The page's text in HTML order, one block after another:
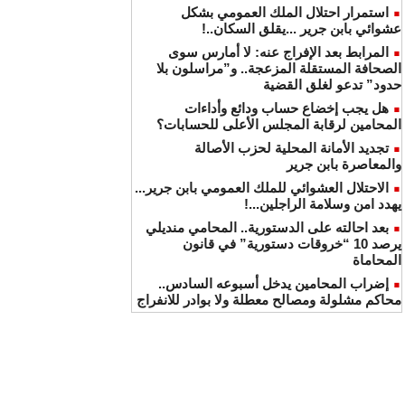
استمرار احتلال الملك العمومي بشكل
عشوائي بابن جرير ...يقلق السكان..!
المرابط بعد الإفراج عنه: لا أمارس سوى
الصحافة المستقلة المزعجة.. و”مراسلون بلا
حدود” تدعو لغلق القضية
هل يجب إخضاع حساب ودائع وأداءات
المحامين لرقابة المجلس الأعلى للحسابات؟
تجديد الأمانة المحلية لحزب الأصالة
والمعاصرة بابن جرير
الاحتلال العشوائي للملك العمومي بابن جرير...
يهدد امن وسلامة الراجلين...!
بعد احالته على الدستورية.. المحامي منديلي
يرصد 10 “خروقات دستورية” في قانون
المحاماة
إضراب المحامين يدخل أسبوعه السادس..
محاكم مشلولة ومصالح معطلة ولا بوادر للانفراج